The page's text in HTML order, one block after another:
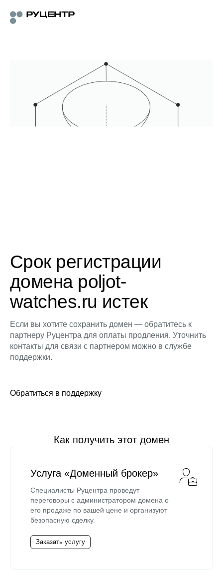
Срок регистрации
домена poljot-
watches.ru истек
Если вы хотите сохранить домен — обратитесь к
партнеру Руцентра для оплаты продления. Уточнить
контакты для связи с партнером можно в службе
поддержки.
Обратиться в поддержку
Как получить этот домен
Услуга «Доменный брокер»
Специалисты Руцентра проведут
переговоры с администратором домена о
его продаже по вашей цене и организуют
безопасную сделку.
Заказать услугу